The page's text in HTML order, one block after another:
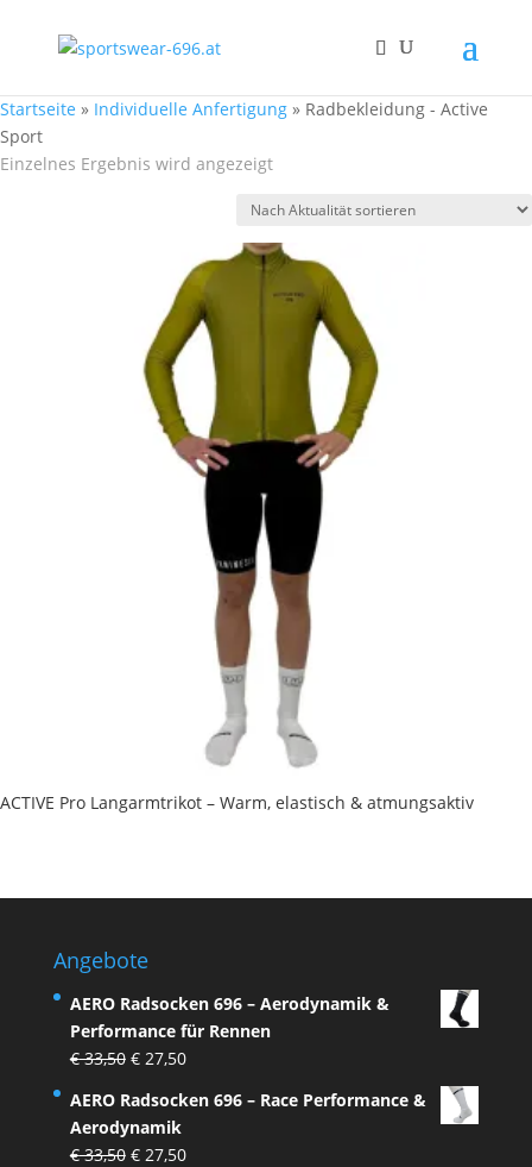
Startseite » Individuelle Anfertigung » Radbekleidung - Active
Sport
Einzelnes Ergebnis wird angezeigt
ACTIVE Pro Langarmtrikot – Warm, elastisch & atmungsaktiv
Angebote
AERO Radsocken 696 – Aerodynamik &
Performance für Rennen
€33,50 Ursprünglicher
war:
€ 33,50
€27,50Aktueller
ist:
AERO Radsocken 696 – Race Performance &
Aerodynamik
€33,50 Ursprünglicher
€27,50Aktueller